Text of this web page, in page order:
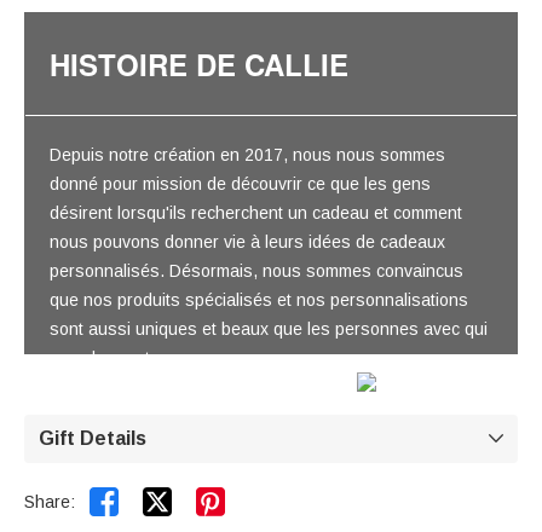
HISTOIRE DE CALLIE
Depuis notre création en 2017, nous nous sommes
donné pour mission de découvrir ce que les gens
désirent lorsqu'ils recherchent un cadeau et comment
nous pouvons donner vie à leurs idées de cadeaux
personnalisés. Désormais, nous sommes convaincus
que nos produits spécialisés et nos personnalisations
sont aussi uniques et beaux que les personnes avec qui
vous les partagerez.
Gift Details 
Share:  